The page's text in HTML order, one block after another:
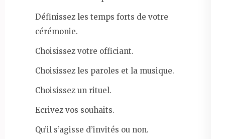
Définissez les temps forts de votre
cérémonie.
Choisissez votre officiant.
Choisissez les paroles et la musique.
Choisissez un rituel.
Ecrivez vos souhaits.
Qu’il s’agisse d’invités ou non.